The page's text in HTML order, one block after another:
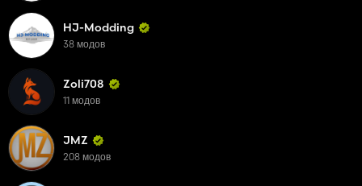
HJ-Modding
38 модов
Zoli708
11 модов
JMZ
208 модов